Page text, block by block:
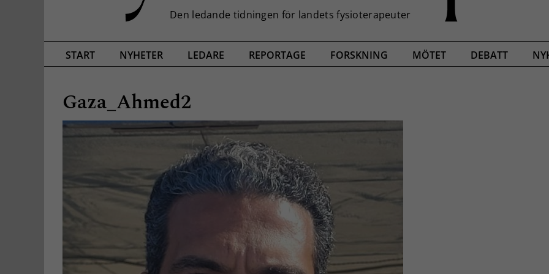
START NYHETER LEDARE REPORTAGE FORSKNING MÖTET DEBATT
Gaza_Ahmed2